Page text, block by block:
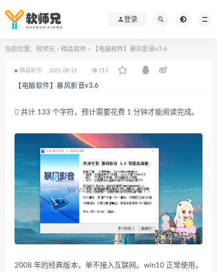
登录
当前位置： 软师兄 > 精品软件 > 【电脑软件】暴风影音v3.6
精品软件 2023-08-19 110
【电脑软件】暴风影音v3.6
共计 133 个字符，预计需要花费 1 分钟才能阅读完成。
2008 年的经典版本，单不接入互联网。win10 正常使用，